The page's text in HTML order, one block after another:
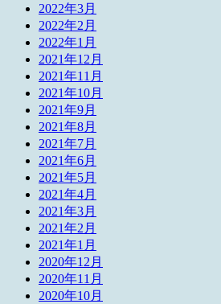
2022年3月
2022年2月
2022年1月
2021年12月
2021年11月
2021年10月
2021年9月
2021年8月
2021年7月
2021年6月
2021年5月
2021年4月
2021年3月
2021年2月
2021年1月
2020年12月
2020年11月
2020年10月